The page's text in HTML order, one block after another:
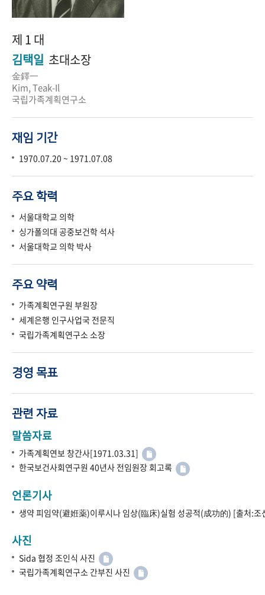
제 1 대
김택일 초대소장
金鐸一
Kim, Teak-Il
국립가족계획연구소
재임 기간
1970.07.20 ~ 1971.07.08
주요 학력
서울대학교 의학
싱가폴의대 공중보건학 석사
서울대학교 의학 박사
주요 약력
가족계획연구원 부원장
세계은행 인구사업국 전문직
국립가족계획연구소 소장
경영 목표
관련 자료
말씀자료
가족계획연보 창간사[1971.03.31]
한국보건사회연구원 40년사 전임원장 회고록
언론기사
생약 피임약(避姙薬)이루시나 임상(臨床)실험 성공적(成功的) [출처:
사진
Sida 협정 조인식 사진
국립가족계획연구소 간부진 사진